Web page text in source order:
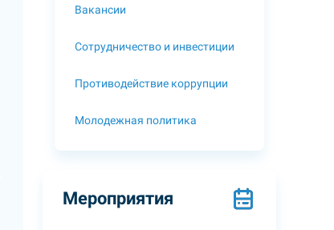
Вакансии
Сотрудничество и инвестиции
Противодействие коррупции
Молодежная политика
Мероприятия